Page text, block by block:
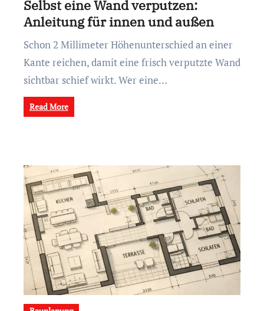
Selbst eine Wand verputzen:
Anleitung für innen und außen
Schon 2 Millimeter Höhenunterschied an einer
Kante reichen, damit eine frisch verputzte Wand
sichtbar schief wirkt. Wer eine…
Read More